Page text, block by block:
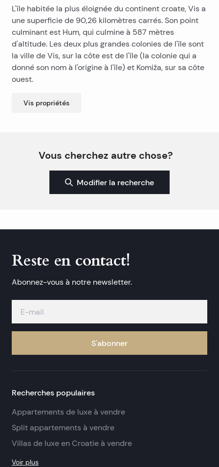
L'île habitée la plus éloignée du continent croate, Vis a
une superficie de 90,26 kilomètres carrés. Son point
culminant est Hum, qui culmine à 587 mètres
d'altitude. Les deux plus grandes colonies de l'île sont
la ville de Vis, sur la côte est de l'île (la colonie qui a
donné son nom à l'origine à l'île) et Komiža, sur sa côte
ouest.
Vis propriétés
Vous cherchez autre chose?
Modifier la recherche
Reste en contact!
Abonnez-vous à notre newsletter.
S'abonner
Recherches populaires
Appartements de luxe à vendre
Split appartements à vendre
Villas de luxe en Croatie à vendre
Voir plus